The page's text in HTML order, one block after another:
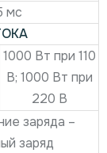
мс
1000 Вт при 110
В; 1000 Вт при
220 В
заряда –
заряд